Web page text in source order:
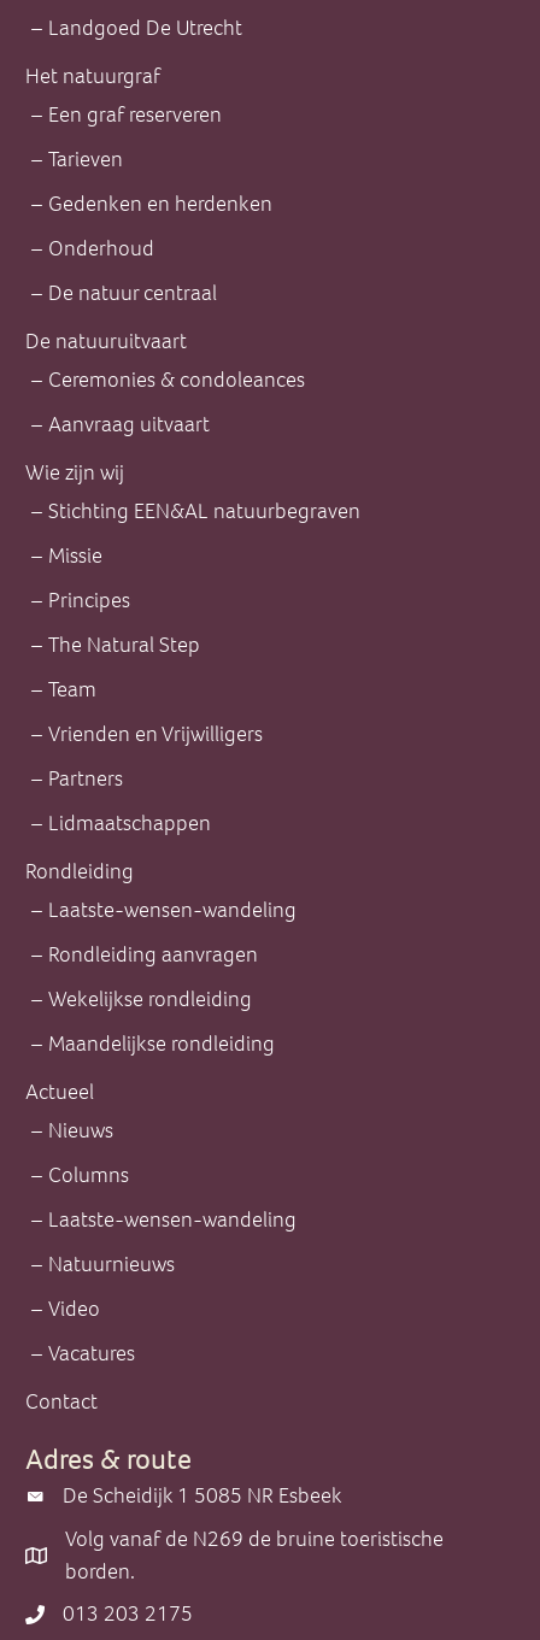
Landgoed De Utrecht
Het natuurgraf
Een graf reserveren
Tarieven
Gedenken en herdenken
Onderhoud
De natuur centraal
De natuuruitvaart
Ceremonies & condoleances
Aanvraag uitvaart
Wie zijn wij
Stichting EEN&AL natuurbegraven
Missie
Principes
The Natural Step
Team
Vrienden en Vrijwilligers
Partners
Lidmaatschappen
Rondleiding
Laatste-wensen-wandeling
Rondleiding aanvragen
Wekelijkse rondleiding
Maandelijkse rondleiding
Actueel
Nieuws
Columns
Laatste-wensen-wandeling
Natuurnieuws
Video
Vacatures
Contact
Adres & route
De Scheidijk 1 5085 NR Esbeek
De Scheidijk 1 5085 NR Esbeek
Volg vanaf de N269 de bruine toeristische borden.
Volg vanaf de N269 de bruine toeristische
borden.
013 203 2175
013 203 2175